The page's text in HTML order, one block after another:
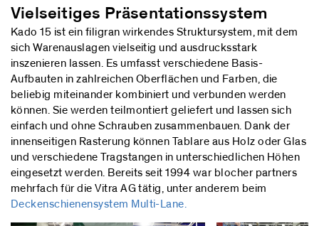
Vielseitiges Präsentationssystem
Kado 15 ist ein filigran wirkendes Struktursystem, mit dem
sich Warenauslagen vielseitig und ausdrucksstark
inszenieren lassen. Es umfasst verschiedene Basis-
Aufbauten in zahlreichen Oberflächen und Farben, die
beliebig miteinander kombiniert und verbunden werden
können. Sie werden teilmontiert geliefert und lassen sich
einfach und ohne Schrauben zusammenbauen. Dank der
innenseitigen Rasterung können Tablare aus Holz oder Glas
und verschiedene Tragstangen in unterschiedlichen Höhen
eingesetzt werden. Bereits seit 1994 war blocher partners
mehrfach für die Vitra AG tätig, unter anderem beim
Deckenschienensystem Multi-Lane.